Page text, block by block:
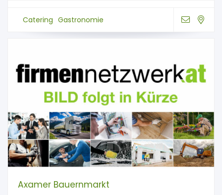
Catering Gastronomie
Axamer Bauernmarkt